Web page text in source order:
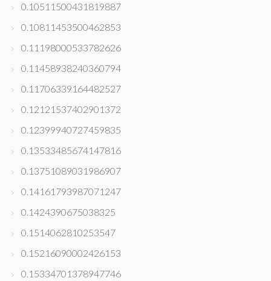
0.10511500431819887
0.10811453500462853
0.11198000533782626
0.11458938240360794
0.11706339164482527
0.12121537402901372
0.12399940727459835
0.13533485674147816
0.13751089031986907
0.14161793987071247
0.1424390675038325
0.1514062810253547
0.15216090002426153
0.15334701378947746